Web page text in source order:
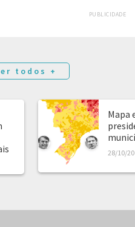
PUBLICIDADE
todos +
Mapa
28/10/